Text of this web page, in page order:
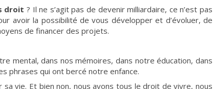
droit ? Il ne s’agit pas de devenir milliardaire, ce n’est pas
avoir la possibilité de vous développer et d’évoluer, de
de financer des projets.
mental, dans nos mémoires, dans notre éducation, dans
phrases qui ont bercé notre enfance.
vie. Et bien non, nous avons tous le droit de vivre, nous